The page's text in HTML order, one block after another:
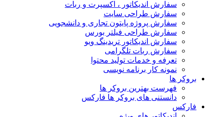
سفارش اندیکاتور ، اکسپرت و ربات
سفارش طراحی سایت
سفارش پروژه پایتون تجاری و دانشجویی
سفارش طراحی فیلتر بورس
سفارش اندیکاتور تریدینگ ویو
سفارش ربات تلگرامی
تعرفه و خدمات تولید محتوا
نمونه کار برنامه نویسی
بروکر ها
فهرست بهترین بروکر ها
دانستنی های بروکر ها فارکس
فارکس